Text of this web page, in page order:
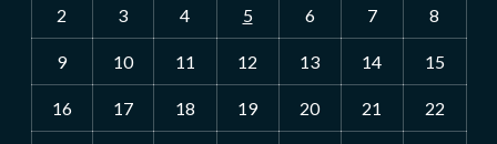
2 3 4 5 6 7 8
9 10 11 12 13 14 15
16 17 18 19 20 21 22